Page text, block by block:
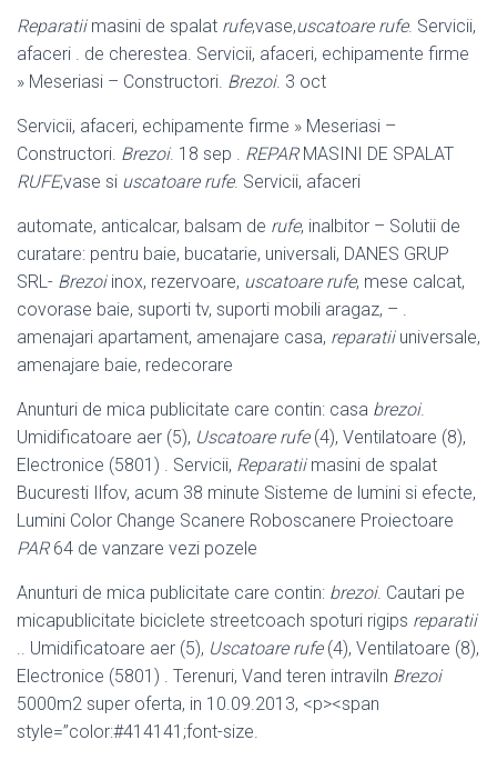
Reparatiimasini de spalat rufe,vase,uscatoare rufe. Servicii,
afaceri . de cherestea. Servicii, afaceri, echipamente firme
» Meseriasi – Constructori. Brezoi. 3 oct
Servicii, afaceri, echipamente firme » Meseriasi –
Constructori. Brezoi. 18 sep . REPARMASINI DE SPALAT
RUFE,vase si uscatoare rufe. Servicii, afaceri
automate, anticalcar, balsam de rufe, inalbitor – Solutii de
curatare: pentru baie, bucatarie, universali, DANES GRUP
SRL- Brezoiinox, rezervoare, uscatoare rufe, mese calcat,
covorase baie, suporti tv, suporti mobili aragaz, – .
amenajari apartament, amenajare casa, reparatiiuniversale,
amenajare baie, redecorare
Anunturi de mica publicitate care contin: casa brezoi.
Umidificatoare aer (5), Uscatoare rufe(4), Ventilatoare (8),
Electronice (5801) . Servicii, Reparatiimasini de spalat
Bucuresti Ilfov, acum 38 minute Sisteme de lumini si efecte,
Lumini Color Change Scanere Roboscanere Proiectoare
PAR64 de vanzare vezi pozele
Anunturi de mica publicitate care contin: brezoi. Cautari pe
micapublicitate biciclete streetcoach spoturi rigips reparatii
.. Umidificatoare aer (5), Uscatoare rufe(4), Ventilatoare (8),
Electronice (5801) . Terenuri, Vand teren intraviln Brezoi
5000m2 super oferta, in 10.09.2013, <p><span
style=”color:#414141;font-size.